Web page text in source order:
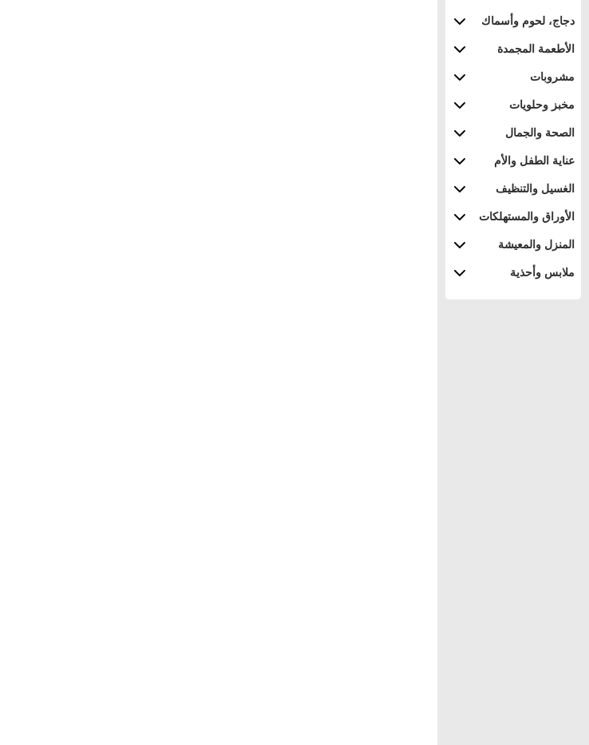
دجاج، لحوم وأسماك
الأطعمة المجمدة
مشروبات
مخبز وحلويات
الصحة والجمال
عناية الطفل والأم
الغسيل والتنظيف
الأوراق والمستهلكات
المنزل والمعيشة
ملابس وأحذية